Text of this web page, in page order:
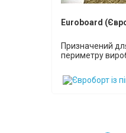
Euroboard
Призначений
периметру